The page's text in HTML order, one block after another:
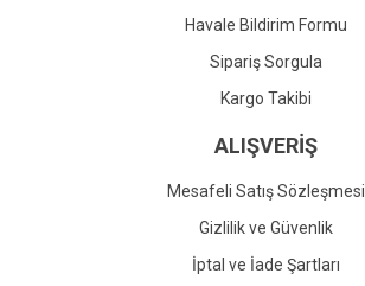
Gönder
Havale Bildirim Formu
Sipariş Sorgula
Kargo Takibi
ALIŞVERİŞ
Mesafeli Satış Sözleşmesi
Gizlilik ve Güvenlik
İptal ve İade Şartları